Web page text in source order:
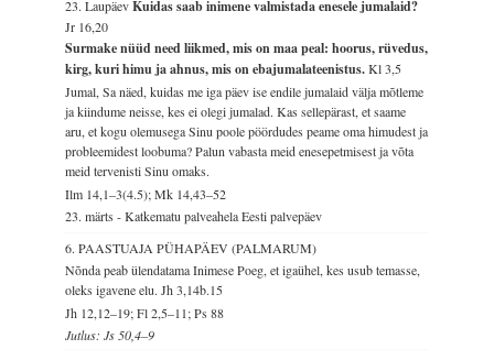
23. LaupäevKuidas saab inimene valmistada enesele jumalaid?
Jr 16,20
Surmake nüüd need liikmed, mis on maa peal: hoorus, rüvedus,
kirg, kuri himu ja ahnus, mis on ebajumalateenistus.Kl 3,5
Jumal, Sa näed, kuidas me iga päev ise endile jumalaid välja mõtleme
ja kiindume neisse, kes ei olegi jumalad. Kas sellepärast, et saame
aru, et kogu olemusega Sinu poole pöördudes peame oma himudest ja
probleemidest loobuma? Palun vabasta meid enesepetmisest ja võta
meid tervenisti Sinu omaks.
Ilm 14,1–3(4.5); Mk 14,43–52
23. märts - Katkematu palveahela Eesti palvepäev
6. PAASTUAJA PÜHAPÄEV (PALMARUM)
Nõnda peab ülendatama Inimese Poeg, et igaühel, kes usub temasse,
oleks igavene elu.Jh 3,14b.15
Jh 12,12–19; Fl 2,5–11; Ps 88
Jutlus: Js 50,4–9